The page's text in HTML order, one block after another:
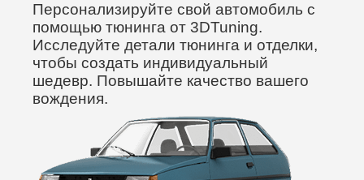
Персонализируйте свой автомобиль с
помощью тюнинга от 3DTuning.
Исследуйте детали тюнинга и отделки,
чтобы создать индивидуальный
шедевр. Повышайте качество вашего
вождения.